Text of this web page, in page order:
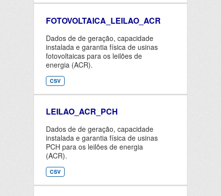
FOTOVOLTAICA_LEILAO_ACR
Dados de de geração, capacidade
instalada e garantia física de usinas
fotovoltaicas para os leilões de
energia (ACR).
CSV
LEILAO_ACR_PCH
Dados de de geração, capacidade
instalada e garantia física de usinas
PCH para os leilões de energia
(ACR).
CSV